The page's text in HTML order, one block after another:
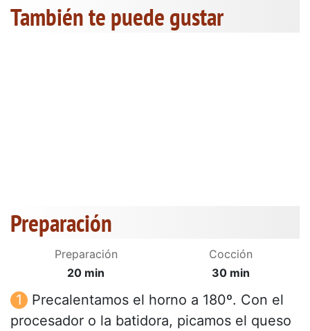
También te puede gustar
Preparación
Preparación
20 min
Cocción
30 min
Precalentamos el horno a 180º. Con el
procesador o la batidora, picamos el queso